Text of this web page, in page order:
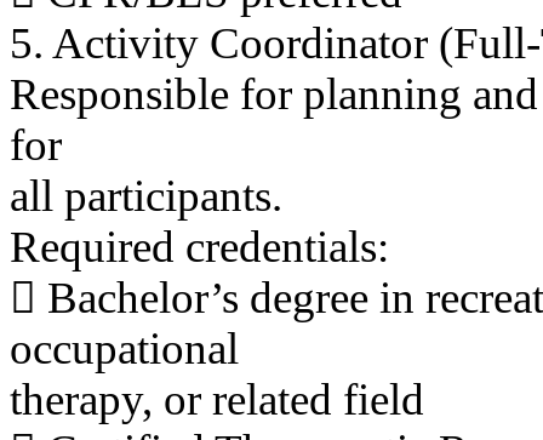
5. Activity Coordinator
Responsible for planning
for
all participants.
Required credentials:
 Bachelor’s degree in
occupational
therapy, or related field